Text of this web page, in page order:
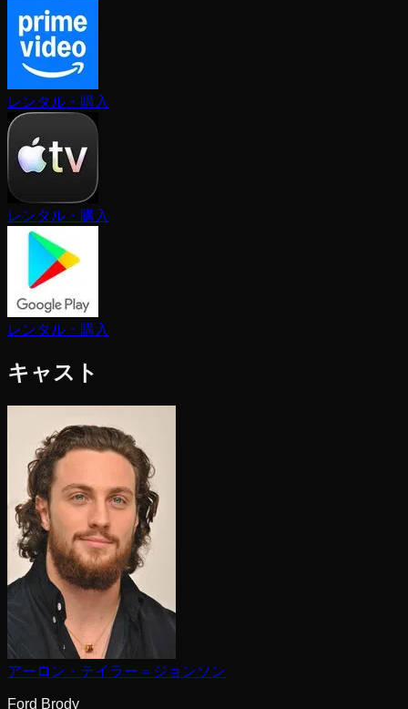
レンタル・購入
レンタル・購入
レンタル・購入
キャスト
アーロン・テイラー＝ジョンソン
Ford Brody